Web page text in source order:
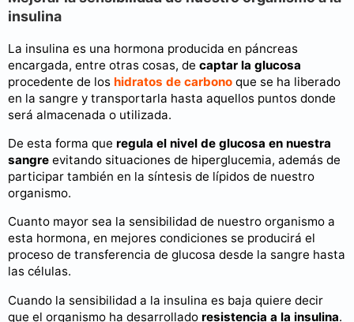
insulina
La insulina es una hormona producida en páncreas
encargada, entre otras cosas, de captar la glucosa
procedente de los hidratos de carbono que se ha liberado
en la sangre y transportarla hasta aquellos puntos donde
será almacenada o utilizada.
De esta forma que regula el nivel de glucosa en nuestra
sangre evitando situaciones de hiperglucemia, además de
participar también en la síntesis de lípidos de nuestro
organismo.
Cuanto mayor sea la sensibilidad de nuestro organismo a
esta hormona, en mejores condiciones se producirá el
proceso de transferencia de glucosa desde la sangre hasta
las células.
Cuando la sensibilidad a la insulina es baja quiere decir
que el organismo ha desarrollado resistencia a la insulina.